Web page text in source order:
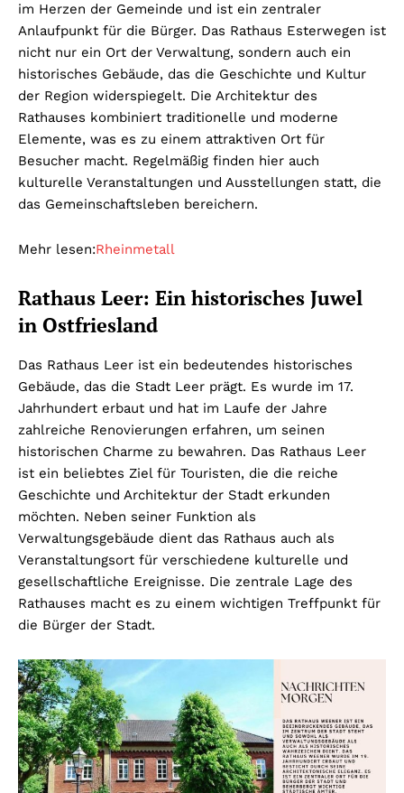
im Herzen der Gemeinde und ist ein zentraler
Anlaufpunkt für die Bürger. Das Rathaus Esterwegen ist
nicht nur ein Ort der Verwaltung, sondern auch ein
historisches Gebäude, das die Geschichte und Kultur
der Region widerspiegelt. Die Architektur des
Rathauses kombiniert traditionelle und moderne
Elemente, was es zu einem attraktiven Ort für
Besucher macht. Regelmäßig finden hier auch
kulturelle Veranstaltungen und Ausstellungen statt, die
das Gemeinschaftsleben bereichern.
Mehr lesen:Rheinmetall
Rathaus Leer: Ein historisches Juwel
in Ostfriesland
Das Rathaus Leer ist ein bedeutendes historisches
Gebäude, das die Stadt Leer prägt. Es wurde im 17.
Jahrhundert erbaut und hat im Laufe der Jahre
zahlreiche Renovierungen erfahren, um seinen
historischen Charme zu bewahren. Das Rathaus Leer
ist ein beliebtes Ziel für Touristen, die die reiche
Geschichte und Architektur der Stadt erkunden
möchten. Neben seiner Funktion als
Verwaltungsgebäude dient das Rathaus auch als
Veranstaltungsort für verschiedene kulturelle und
gesellschaftliche Ereignisse. Die zentrale Lage des
Rathauses macht es zu einem wichtigen Treffpunkt für
die Bürger der Stadt.